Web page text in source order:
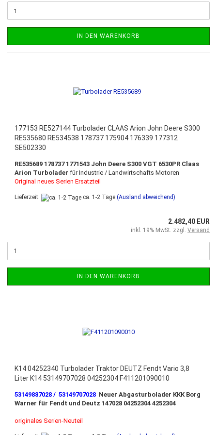
IN DEN WARENKORB
177153 RE527144 Turbolader CLAAS Arion John Deere S300
RE535680 RE534538 178737 175904 176339 177312
SE502330
RE535689 178737 1771543 John Deere S300 VGT 6530PR Claas
Arion Turbolader für Industrie / Landwirtschafts Motoren
Original neues Serien Ersatzteil
Lieferzeit: ca. 1-2 Tage (Ausland abweichend)
2.482,40 EUR
inkl. 19% MwSt. zzgl. Versand
IN DEN WARENKORB
K14 04252340 Turbolader Traktor DEUTZ Fendt Vario 3,8
Liter K14 53149707028 04252304 F411201090010
53149887028 / 53149707028 Neuer Abgasturbolader KKK Borg
Warner für Fendt und Deutz 147028 04252304 4252304
originales Serien-Neuteil